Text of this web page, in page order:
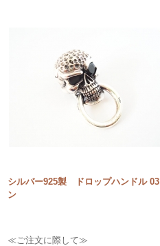
シルバー925製 ドロップハンドル
ン
≪ご注文に際して≫